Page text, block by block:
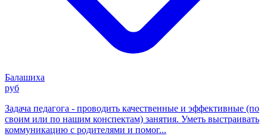
Балашиха
руб
Задача педагога - проводить качественные и эффективные (по
своим или по нашим конспектам) занятия. Уметь выстраивать
коммуникацию с родителями и помог...